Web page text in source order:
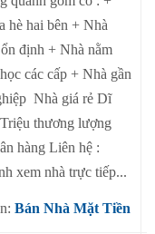
hè hai bên + Nhà
định + Nhà nằm
các cấp + Nhà gần
Nhà giá rẻ Dĩ
thương lượng
hàng Liên hệ :
xem nhà trực tiếp...
Bán Nhà Mặt Tiền